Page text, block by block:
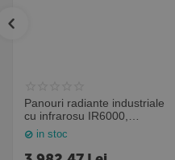
Panouri radiante industriale
cu infrarosu IR6000,
6000W, Frico Suedia
in stoc